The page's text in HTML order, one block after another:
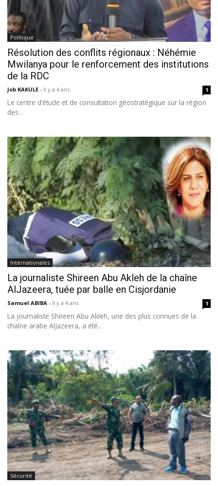
Politique
Résolution des conflits régionaux : Néhémie
Mwilanya pour le renforcement des institutions
de la RDC
Job KAKULE - Il y a 4 ans 1
Le centre d’étude et de consultation géostratégique sur la région
des...
Internationales
La journaliste Shireen Abu Akleh de la chaîne
AlJazeera, tuée par balle en Cisjordanie
Samuel ABIBA - Il y a 4 ans 1
La journaliste Shireen Abu Akleh, une des plus connues de la
chaîne arabe AlJazeera, a été...
Sécurité